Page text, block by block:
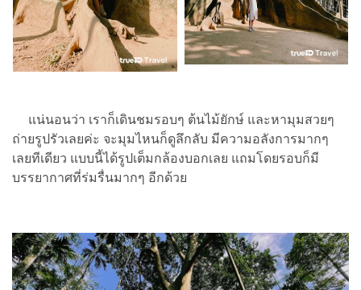
แน่นอนว่า เราก็เดินชมรอบๆ ต้นไม้ยักษ์ และหามุมสวยๆ
ถ่ายรูปรัวเลยค่ะ จะมุมไหนก็ดูลึกลับ มีความอลังการมากๆ
เลยทีเดียว แบบนี้ได้รูปเต็มกล้องบอกเลย แถมโดยรอบก็มี
บรรยากาศที่ร่มรื่นมากๆ อีกด้วย